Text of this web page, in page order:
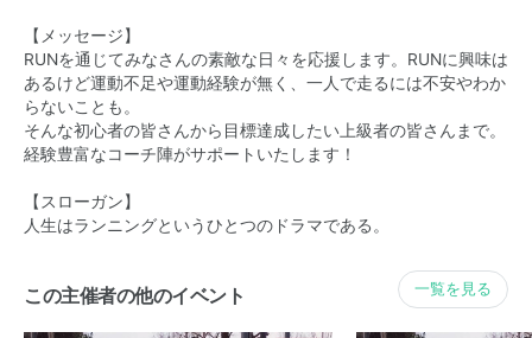
【メッセージ】
RUNを通じてみなさんの素敵な日々を応援します。RUNに興味は
あるけど運動不足や運動経験が無く、一人で走るには不安やわか
らないことも。
そんな初心者の皆さんから目標達成したい上級者の皆さんまで。
経験豊富なコーチ陣がサポートいたします！
【スローガン】
人生はランニングというひとつのドラマである。
この主催者の他のイベント 一覧を見る